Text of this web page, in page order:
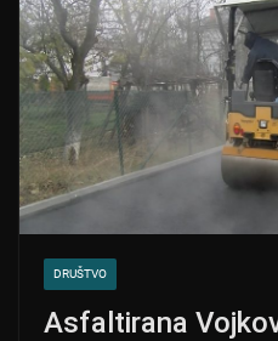
DRUŠTVO
Asfaltirana